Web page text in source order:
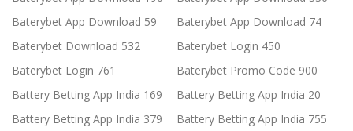
Baterybet App Download 59
Baterybet App Download 74
Baterybet Download 532
Baterybet Login 450
Baterybet Login 761
Baterybet Promo Code 900
Battery Betting App India 169
Battery Betting App India 20
Battery Betting App India 379
Battery Betting App India 755